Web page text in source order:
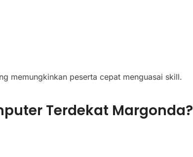
memungkinkan peserta cepat menguasai skill.
Terdekat Margonda?